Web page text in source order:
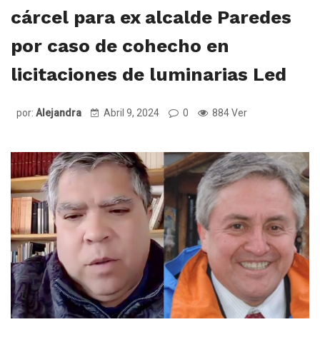
cárcel para ex alcalde Paredes
por caso de cohecho en
licitaciones de luminarias Led
por: Alejandra Abril 9, 2024 0 884 Ver